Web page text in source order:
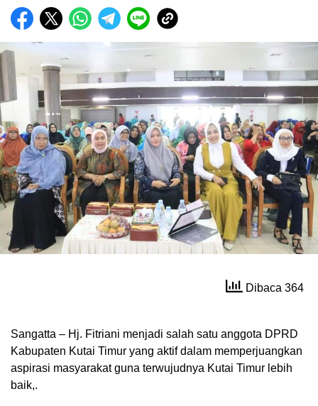
Dibaca 364
Sangatta – Hj. Fitriani menjadi salah satu anggota DPRD
Kabupaten Kutai Timur yang aktif dalam memperjuangkan
aspirasi masyarakat guna terwujudnya Kutai Timur lebih
baik,.